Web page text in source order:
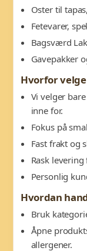
Oster til
Fetevarer,
Bagsværd
Gavepakker
Hvorfor velge
Vi velger
inne for.
Fokus på
Fast frakt og
Rask
Personlig
Hvordan
Bruk
Åpne
allergener.